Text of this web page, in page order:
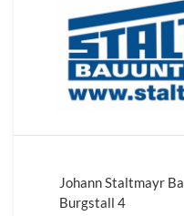
Johann Staltmayr
Burgstall 4